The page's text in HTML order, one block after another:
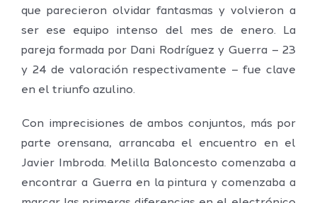
que parecieron olvidar fantasmas y volvieron a
ser ese equipo intenso del mes de enero. La
pareja formada por Dani Rodríguez y Guerra – 23
y 24 de valoración respectivamente – fue clave
en el triunfo azulino.
Con imprecisiones de ambos conjuntos, más por
parte orensana, arrancaba el encuentro en el
Javier Imbroda. Melilla Baloncesto comenzaba a
encontrar a Guerra en la pintura y comenzaba a